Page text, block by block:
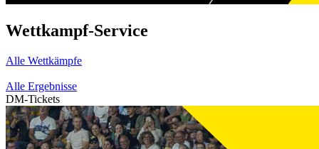
Wettkampf-Service
Alle Wettkämpfe
Alle Ergebnisse
DM-Tickets